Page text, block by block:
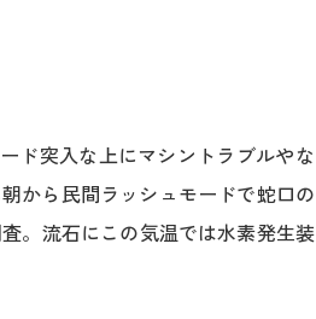
ド突入な上にマシントラブルやな
から民間ラッシュモードで蛇口の
。流石にこの気温では水素発生装